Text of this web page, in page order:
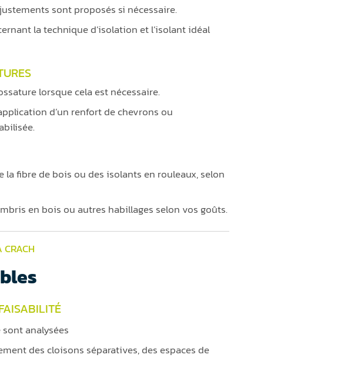
sont proposés si nécessaire.
la technique d’isolation et l’isolant idéal
lorsque cela est nécessaire.
d’un renfort de chevrons ou
fibre de bois ou des isolants en rouleaux, selon
en bois ou autres habillages selon vos goûts.
analysées
des cloisons séparatives, des espaces de